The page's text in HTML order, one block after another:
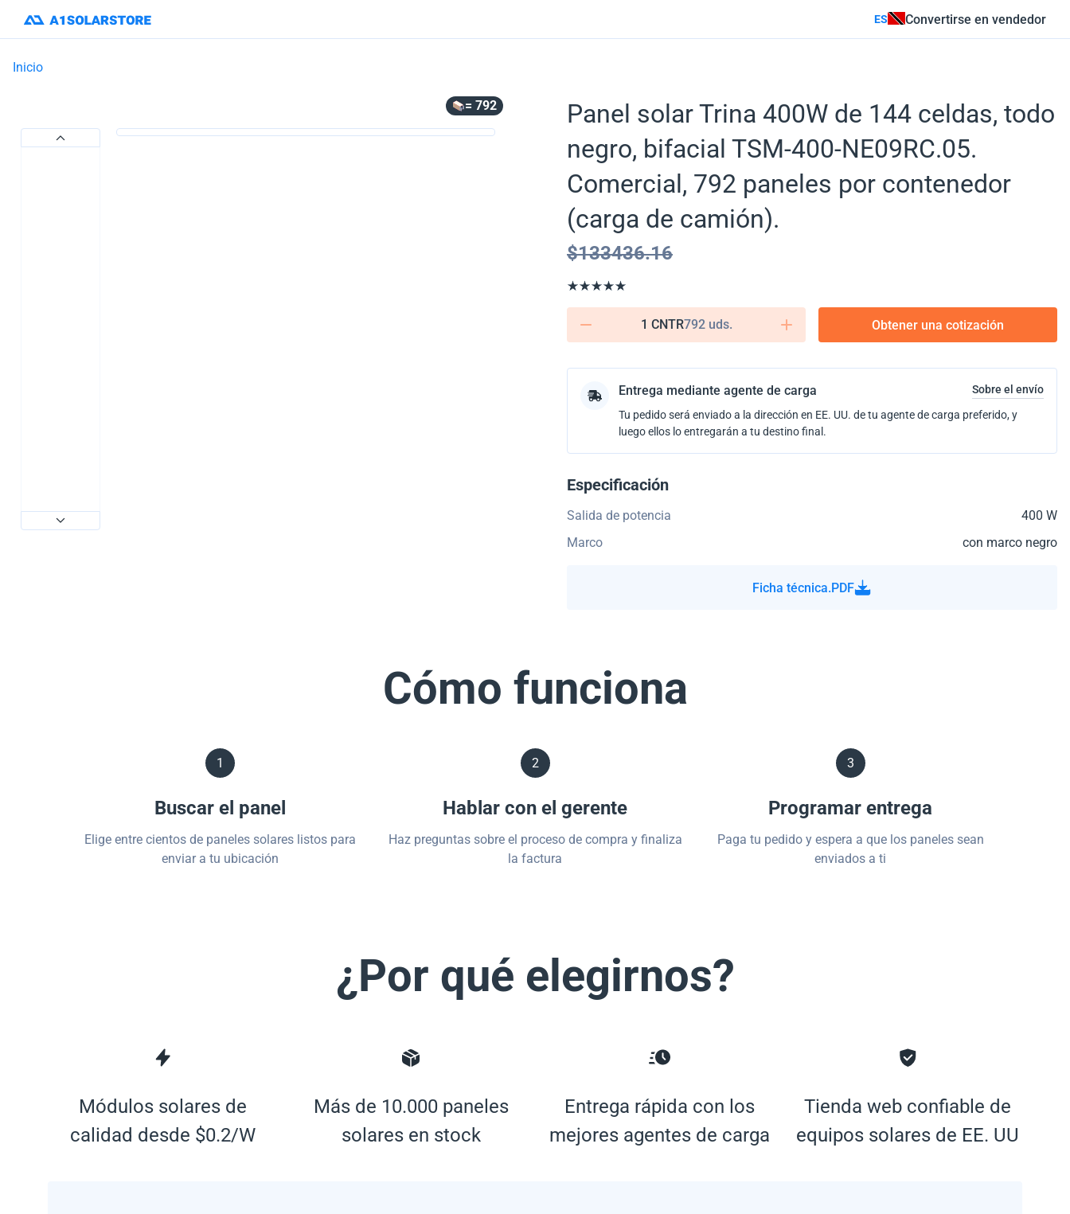
ES Convertirse en vendedor
Inicio
= 792
Panel solar Trina 400W de 144 celdas, todo
negro, bifacial TSM-400-NE09RC.05.
Comercial, 792 paneles por contenedor
(carga de camión).
$133436.16
1 CNTR792 uds. Obtener una cotización
Entrega mediante agente de carga
Sobre el envío
Tu pedido será enviado a la dirección en EE. UU. de tu agente de carga preferido, y
luego ellos lo entregarán a tu destino final.
Especificación
Salida de potencia
400 W
Marco
con marco negro
Ficha técnica.PDF
Cómo funciona
1
Buscar el panel
Elige entre cientos de paneles solares listos para
enviar a tu ubicación
2
Hablar con el gerente
Haz preguntas sobre el proceso de compra y finaliza
la factura
3
Programar entrega
Paga tu pedido y espera a que los paneles sean
enviados a ti
¿Por qué elegirnos?
Módulos solares de
calidad desde $0.2/W
Más de 10.000 paneles
solares en stock
Entrega rápida con los
mejores agentes de carga
Tienda web confiable de
equipos solares de EE. UU